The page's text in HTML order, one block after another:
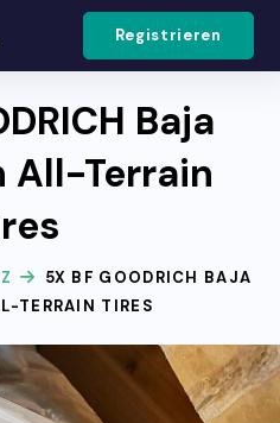
Registrieren
Baja
All-Terrain
5X BF GOODRICH BAJA
TERRAIN TIRES